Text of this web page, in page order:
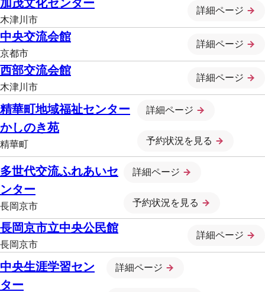
加茂文化センター
木津川市
詳細ページ
中央交流会館
京都市
詳細ページ
西部交流会館
木津川市
詳細ページ
精華町地域福祉センター
かしのき苑
精華町
詳細ページ
予約状況を見る
多世代交流ふれあいセ
ンター
長岡京市
詳細ページ
予約状況を見る
長岡京市立中央公民館
長岡京市
詳細ページ
中央生涯学習セン
ター
詳細ページ